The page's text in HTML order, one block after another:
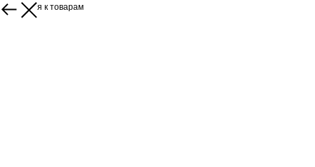
Вернуться к товарам